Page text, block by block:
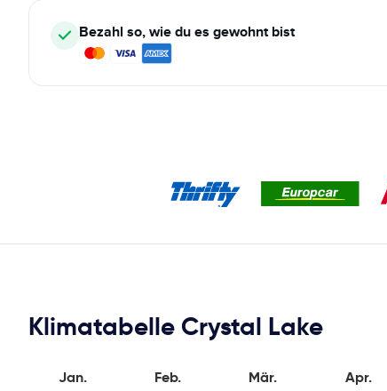
Bezahl so, wie du es gewohnt bist
Klimatabelle Crystal Lake
Jan. Feb. Mär. Apr.